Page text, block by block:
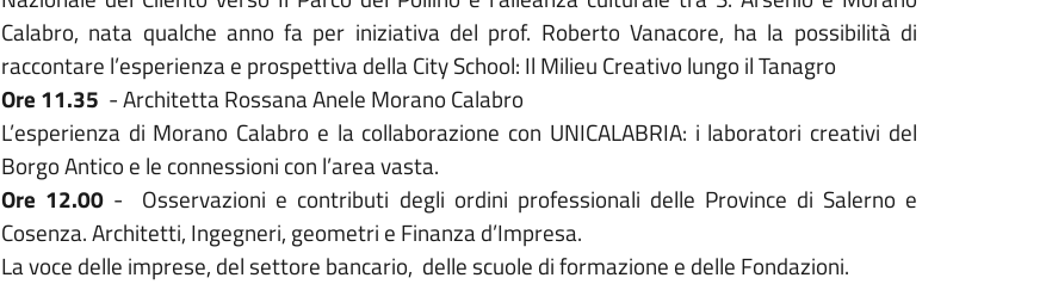
Calabro, nata qualche anno fa per iniziativa del prof. Roberto Vanacore, ha la possibilità di
raccontare l’esperienza e prospettiva della City School: Il Milieu Creativo lungo il Tanagro
Ore 11.35 - Architetta Rossana Anele Morano Calabro
L’esperienza di Morano Calabro e la collaborazione con UNICALABRIA: i laboratori creativi del
Borgo Antico e le connessioni con l’area vasta.
Ore 12.00 -
Osservazioni e contributi degli ordini professionali delle Province di Salerno e
Cosenza. Architetti, Ingegneri, geometri e Finanza d’Impresa.
La voce delle imprese, del settore bancario, delle scuole di formazione e delle Fondazioni.